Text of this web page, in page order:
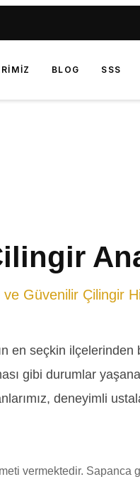
BLOG SSS
ve Güvenilir Çilingir
en seçkin
gibi durumlar
deneyimli
vermektedir. Sapanca